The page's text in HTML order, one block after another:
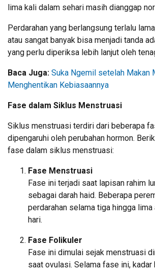
lima kali dalam sehari masih dianggap
Perdarahan yang berlangsung terlalu
atau sangat banyak bisa menjadi tanda
yang perlu diperiksa lebih lanjut oleh
Baca Juga: Suka Ngemil setelah Makan
Menghentikan Kebiasaannya
Fase dalam Siklus Menstruasi
Siklus menstruasi terdiri dari beberapa
dipengaruhi oleh perubahan hormon.
fase dalam siklus menstruasi:
Fase Menstruasi
Fase ini terjadi saat lapisan rahim
sebagai darah haid. Beberapa
perdarahan selama tiga hingga lima
hari.
Fase Folikuler
Fase ini dimulai sejak menstruasi
saat ovulasi. Selama fase ini,